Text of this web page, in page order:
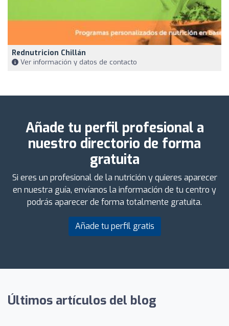
Rednutricion Chillán
Ver información y datos de contacto
Añade tu perfil profesional a
nuestro directorio de forma
gratuita
Si eres un profesional de la nutrición y quieres aparecer
en nuestra guía, envíanos la información de tu centro y
podrás aparecer de forma totalmente gratuita.
Añade tu perfil gratis
Últimos artículos del blog